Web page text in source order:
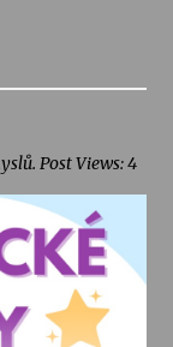
Post Views: 4